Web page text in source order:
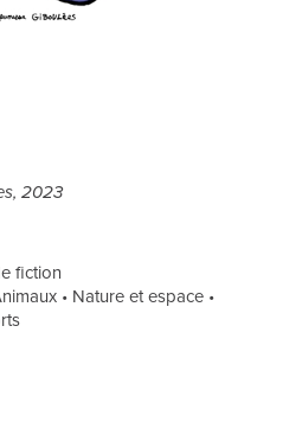
2023
fiction
• Nature et espace •